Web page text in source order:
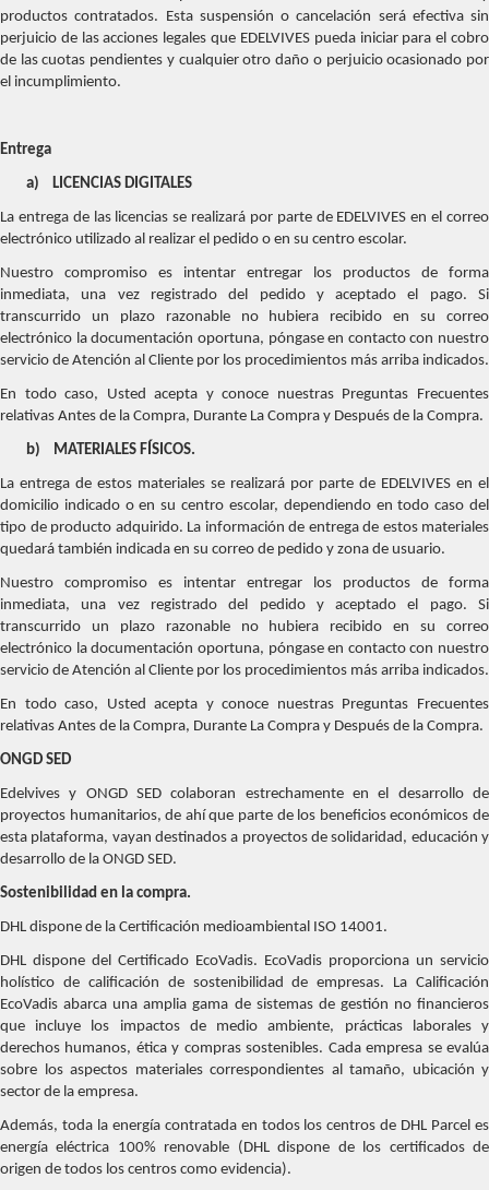
productos contratados. Esta suspensión o cancelación será efectiva sin
perjuicio de las acciones legales que EDELVIVES pueda iniciar para el cobro
de las cuotas pendientes y cualquier otro daño o perjuicio ocasionado por
el incumplimiento.
Entrega
a) LICENCIAS DIGITALES
La entrega de las licencias se realizará por parte de EDELVIVES en el correo
electrónico utilizado al realizar el pedido o en su centro escolar.
Nuestro compromiso es intentar entregar los productos de forma
inmediata, una vez registrado del pedido y aceptado el pago. Si
transcurrido un plazo razonable no hubiera recibido en su correo
electrónico la documentación oportuna, póngase en contacto con nuestro
servicio de Atención al Cliente por los procedimientos más arriba indicados.
En todo caso, Usted acepta y conoce nuestras Preguntas Frecuentes
relativas Antes de la Compra, Durante La Compra y Después de la Compra.
b) MATERIALES FÍSICOS.
La entrega de estos materiales se realizará por parte de EDELVIVES en el
domicilio indicado o en su centro escolar, dependiendo en todo caso del
tipo de producto adquirido. La información de entrega de estos materiales
quedará también indicada en su correo de pedido y zona de usuario.
Nuestro compromiso es intentar entregar los productos de forma
inmediata, una vez registrado del pedido y aceptado el pago. Si
transcurrido un plazo razonable no hubiera recibido en su correo
electrónico la documentación oportuna, póngase en contacto con nuestro
servicio de Atención al Cliente por los procedimientos más arriba indicados.
En todo caso, Usted acepta y conoce nuestras Preguntas Frecuentes
relativas Antes de la Compra, Durante La Compra y Después de la Compra.
ONGD SED
Edelvives y ONGD SED colaboran estrechamente en el desarrollo de
proyectos humanitarios, de ahí que parte de los beneficios económicos de
esta plataforma, vayan destinados a proyectos de solidaridad, educación y
desarrollo de la ONGD SED.
Sostenibilidad en la compra.
DHL dispone de la Certificación medioambiental ISO 14001.
DHL dispone del Certificado EcoVadis. EcoVadis proporciona un servicio
holístico de calificación de sostenibilidad de empresas. La Calificación
EcoVadis abarca una amplia gama de sistemas de gestión no financieros
que incluye los impactos de medio ambiente, prácticas laborales y
derechos humanos, ética y compras sostenibles. Cada empresa se evalúa
sobre los aspectos materiales correspondientes al tamaño, ubicación y
sector de la empresa.
Además, toda la energía contratada en todos los centros de DHL Parcel es
energía eléctrica 100% renovable (DHL dispone de los certificados de
origen de todos los centros como evidencia).